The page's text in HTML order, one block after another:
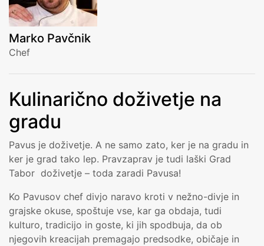
Marko Pavčnik
Chef
Kulinarično doživetje na
gradu
Pavus je doživetje. A ne samo zato, ker je na gradu in
ker je grad tako lep. Pravzaprav je tudi laški Grad
Tabor doživetje – toda zaradi Pavusa!
Ko Pavusov chef divjo naravo kroti v nežno-divje in
grajske okuse, spoštuje vse, kar ga obdaja, tudi
kulturo, tradicijo in goste, ki jih spodbuja, da ob
njegovih kreacijah premagajo predsodke, običaje in